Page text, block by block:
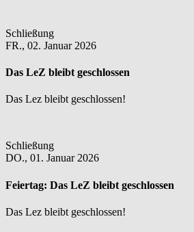
Schließung
FR., 02. Januar 2026
Das LeZ bleibt geschlossen
Das Lez bleibt geschlossen!
Schließung
DO., 01. Januar 2026
Feiertag: Das LeZ bleibt geschlossen
Das Lez bleibt geschlossen!